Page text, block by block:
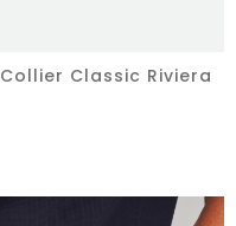
Collier Classic Riviera